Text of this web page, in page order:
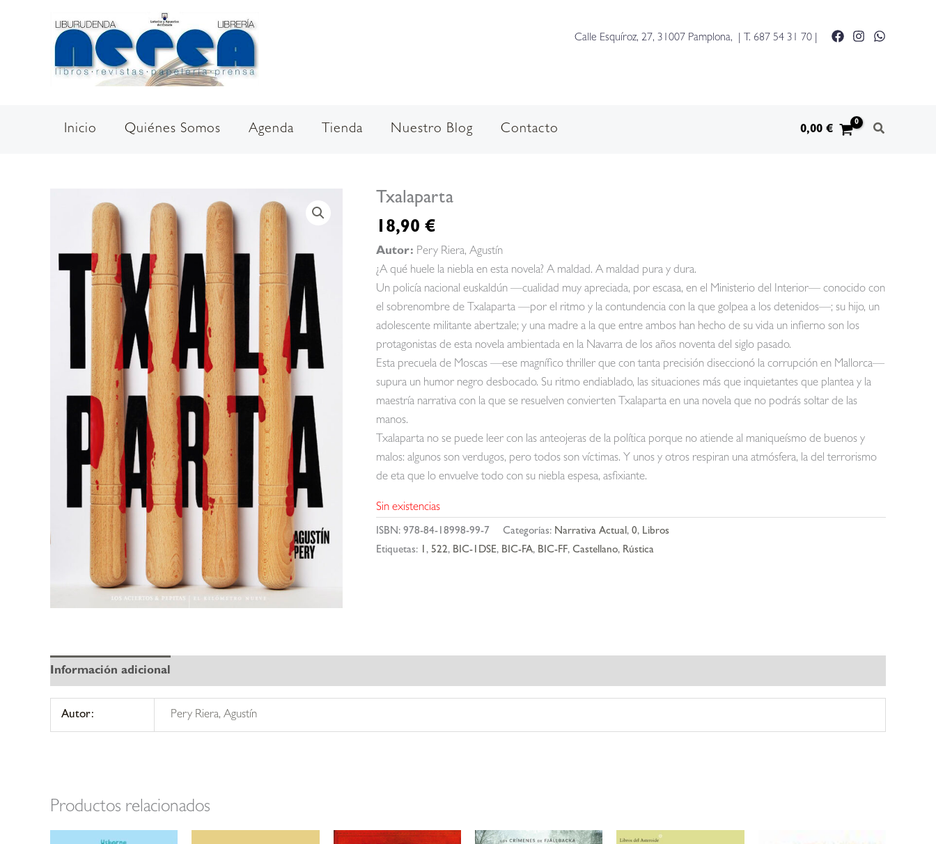
Calle Esquíroz, 27, 31007 Pamplona, | T. 687 54 31 70
Inicio Quiénes Somos Agenda Tienda Nuestro Blog Contacto 0,00€
Txalaparta
18,90 €
Autor: Pery Riera, Agustín
¿A qué huele la niebla en esta novela? A maldad. A maldad pura y dura.
Un policía nacional euskaldún —cualidad muy apreciada, por escasa, en el Ministerio del Interior— conocido con
el sobrenombre de Txalaparta —por el ritmo y la contundencia con la que golpea a los detenidos—; su hijo, un
adolescente militante abertzale; y una madre a la que entre ambos han hecho de su vida un infierno son los
protagonistas de esta novela ambientada en la Navarra de los años noventa del siglo pasado.
Esta precuela de Moscas —ese magnífico thriller que con tanta precisión diseccionó la corrupción en Mallorca—
supura un humor negro desbocado. Su ritmo endiablado, las situaciones más que inquietantes que plantea y la
maestría narrativa con la que se resuelven convierten Txalaparta en una novela que no podrás soltar de las
manos.
Txalaparta no se puede leer con las anteojeras de la política porque no atiende al maniqueísmo de buenos y
malos: algunos son verdugos, pero todos son víctimas. Y unos y otros respiran una atmósfera, la del terrorismo
de eta que lo envuelve todo con su niebla espesa, asfixiante.
Sin existencias
ISBN: 978-84-18998-99-7 Categorías: Narrativa Actual, 0, Libros
Etiquetas: 1 , 522, BIC-1DSE, BIC-FA, BIC-FF, Castellano, Rústica
Información adicional
Autor: Pery Riera, Agustín
Productos relacionados